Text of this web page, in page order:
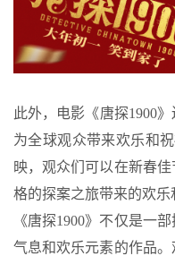
此外，电影《唐探1900
为全球观众带来欢乐和
映，观众们可以在新春
格的探案之旅带来的欢乐
《唐探1900》不仅是一
气息和欢乐元素的作品